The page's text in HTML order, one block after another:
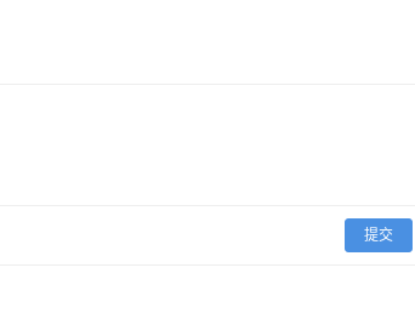
信号：价值投资在AI时代与中国消费复苏背景
时保持看懂了再行动的谨慎作风。前瞻来看，
建仓动作的核心价值在于学习背后的逻辑过程，
提交